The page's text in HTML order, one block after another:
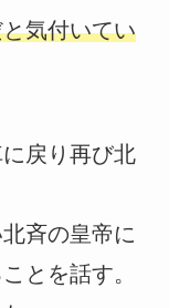
気付いてい
戻り再び北
斉の皇帝に
とを話す。